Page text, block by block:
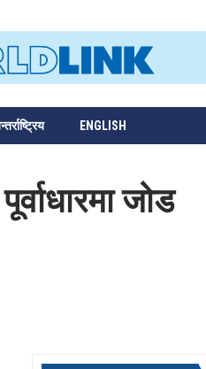
ENGLISH
जोड